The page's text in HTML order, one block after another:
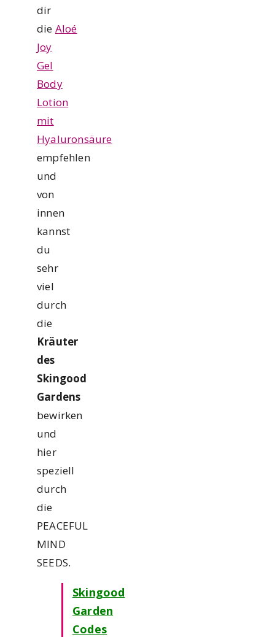
dir
die Aloé
Joy
Gel
Body
Lotion
mit
Hyaluronsäure
empfehlen
und
von
innen
kannst
du
sehr
viel
durch
die
Kräuter
des
Skingood
Gardens
bewirken
und
hier
speziell
durch
die
PEACEFUL
MIND
SEEDS.
Skingood
Garden
Codes